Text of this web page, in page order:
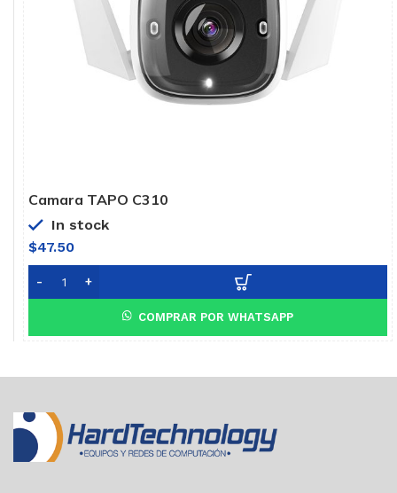
Camara TAPO C310
In stock
$47.50
COMPRAR POR WHATSAPP